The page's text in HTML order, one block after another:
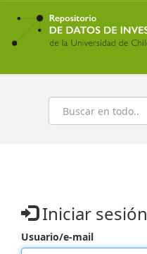
Ir
contenido
principal
Buscar
Iniciar sesión
Usuario/e-mail